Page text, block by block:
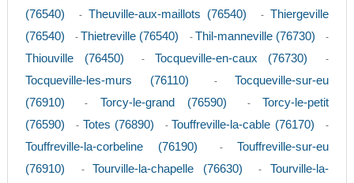
(76540)
- Theuville-aux-maillots (76540) - Thiergeville
(76540)
- Thietreville (76540) - Thil-manneville (76730) -
Thiouville (76450) - Tocqueville-en-caux (76730) -
Tocqueville-les-murs (76110) - Tocqueville-sur-eu
(76910)
- Torcy-le-grand (76590) - Torcy-le-petit
(76590)
- Totes (76890) - Touffreville-la-cable (76170) -
Touffreville-la-corbeline (76190) - Touffreville-sur-eu
(76910)
- Tourville-la-chapelle (76630) - Tourville-la-